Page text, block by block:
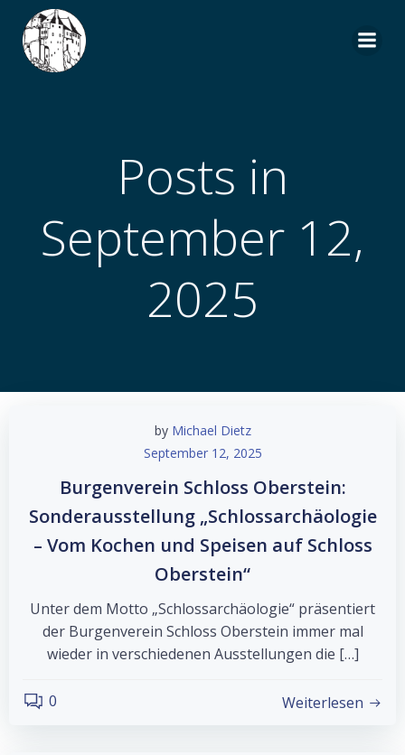
Posts in
September 12,
2025
by Michael Dietz
September 12, 2025
Burgenverein Schloss Oberstein:
Sonderausstellung „Schlossarchäologie
– Vom Kochen und Speisen auf Schloss
Oberstein“
Unter dem Motto „Schlossarchäologie“ präsentiert
der Burgenverein Schloss Oberstein immer mal
wieder in verschiedenen Ausstellungen die […]
0 Weiterlesen